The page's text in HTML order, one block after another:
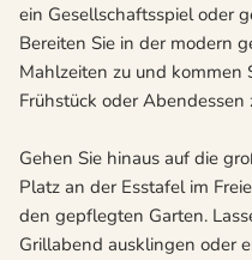
ein Gesellschaftsspiel oder
Bereiten Sie in der modern
Mahlzeiten zu und kommen
Frühstück oder Abendessen
Gehen Sie hinaus auf die
Platz an der Esstafel im
den gepflegten Garten.
Grillabend ausklingen oder